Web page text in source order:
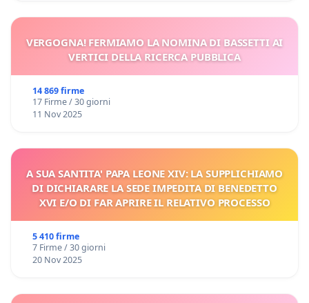
VERGOGNA! FERMIAMO LA NOMINA DI BASSETTI AI
VERTICI DELLA RICERCA PUBBLICA
14 869 firme
17 Firme / 30 giorni
11 Nov 2025
A SUA SANTITA' PAPA LEONE XIV: LA SUPPLICHIAMO
DI DICHIARARE LA SEDE IMPEDITA DI BENEDETTO
XVI E/O DI FAR APRIRE IL RELATIVO PROCESSO
5 410 firme
7 Firme / 30 giorni
20 Nov 2025